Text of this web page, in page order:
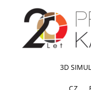
3D